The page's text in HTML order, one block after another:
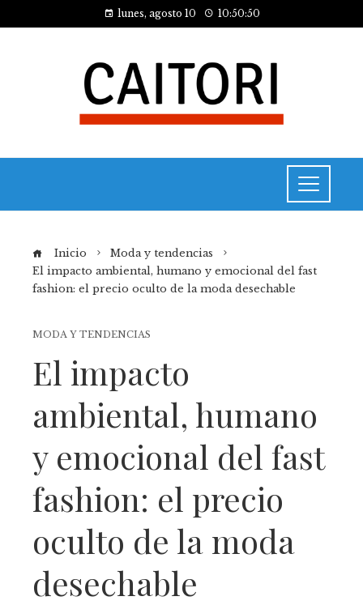
lunes, agosto 10 10:50:50
Inicio
Moda y tendencias
El impacto ambiental, humano y emocional del fast
fashion: el precio oculto de la moda desechable
MODA Y TENDENCIAS
El impacto
ambiental, humano
y emocional del fast
fashion: el precio
oculto de la moda
desechable